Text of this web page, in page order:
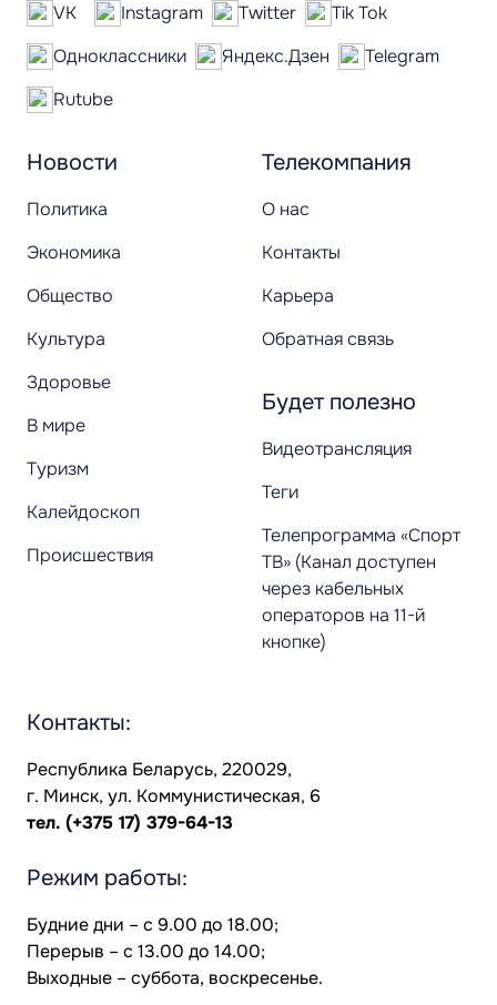
Новости
Политика
Экономика
Общество
Культура
Здоровье
В мире
Туризм
Калейдоскоп
Происшествия
Телекомпания
О нас
Контакты
Карьера
Обратная связь
Будет полезно
Видеотрансляция
Теги
Телепрограмма «Спорт
ТВ» (Канал доступен
через кабельных
операторов на 11-й
кнопке)
VK Instagram Twitter
Tik Tok
Одноклассники
Яндекс.Дзен
Telegram
Rutube
Контакты:
Республика Беларусь, 220029,
г. Минск, ул. Коммунистическая, 6
тел. (+375 17) 379-64-13
Режим работы:
Будние дни – с 9.00 до 18.00;
Перерыв – с 13.00 до 14.00;
Выходные – суббота, воскресенье.